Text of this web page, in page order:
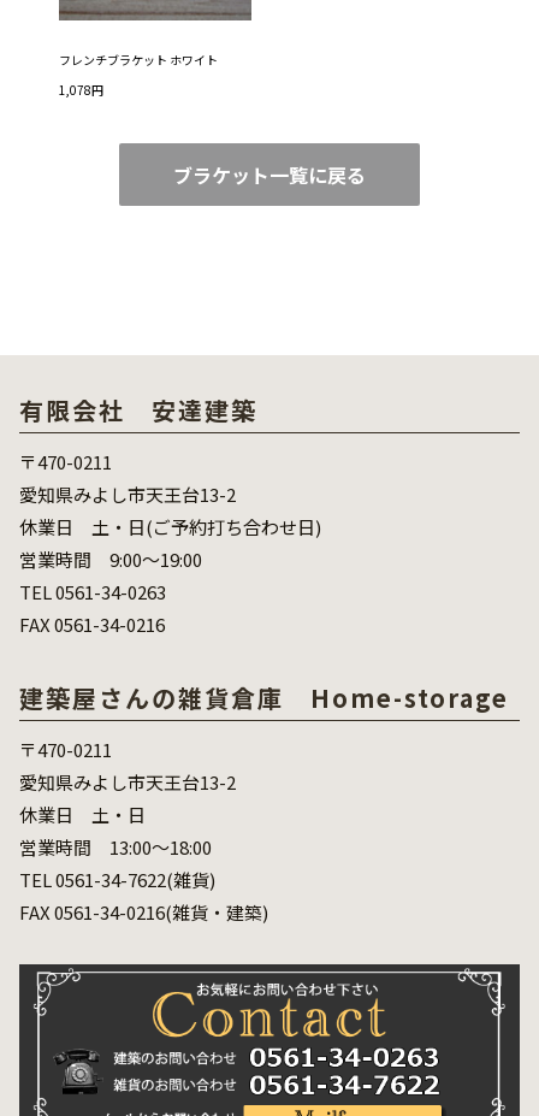
フレンチブラケット ホワイト
1,078円
ブラケット一覧に戻る
有限会社 安達建築
〒470-0211
愛知県みよし市天王台13-2
休業日 土・日(ご予約打ち合わせ日)
営業時間 9:00～19:00
TEL 0561-34-0263
FAX 0561-34-0216
建築屋さんの雑貨倉庫 Home-storage
〒470-0211
愛知県みよし市天王台13-2
休業日 土・日
営業時間 13:00～18:00
TEL 0561-34-7622(雑貨)
FAX 0561-34-0216(雑貨・建築)